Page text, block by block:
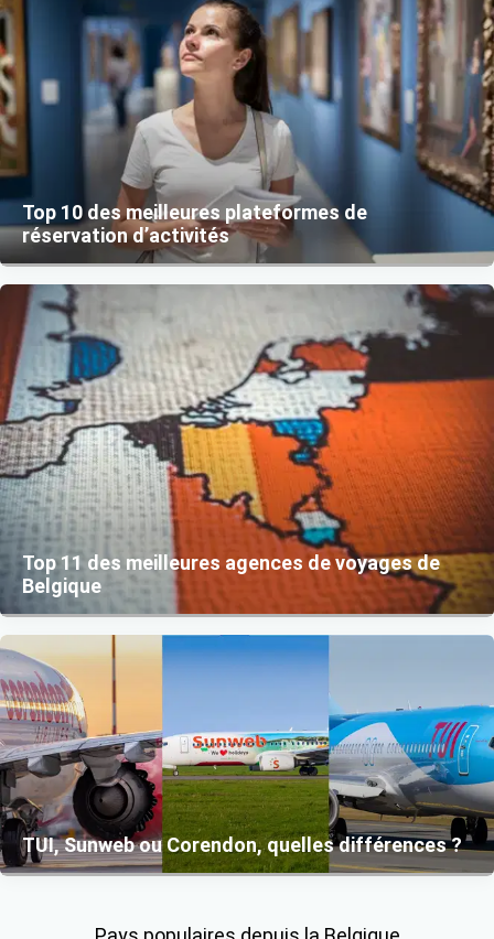
Top 10 des meilleures plateformes de
réservation d’activités
Top 11 des meilleures agences de voyages de
Belgique
TUI, Sunweb ou Corendon, quelles différences ?